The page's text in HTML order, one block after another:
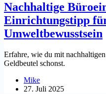
Nachhaltige
Einrichtungstipp
Umweltbewusstsein
Erfahre, wie du mit
Geldbeutel schonst.
Mike
27. Juli 2025